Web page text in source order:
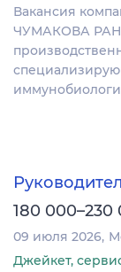
Вакансия
ЧУМАКОВА РАН"
180 000–230
09 июля 2026
Джейкет,